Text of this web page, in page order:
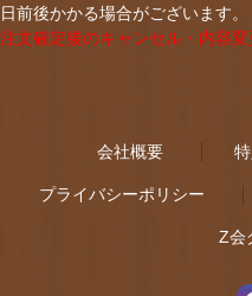
日前後かかる場合がございます。
注文確定後のキャンセル・内容変
会社概要
プライバシーポリシー
Z会